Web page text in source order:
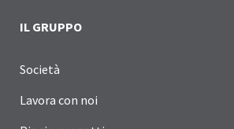
IL GRUPPO
Società
Lavora con noi